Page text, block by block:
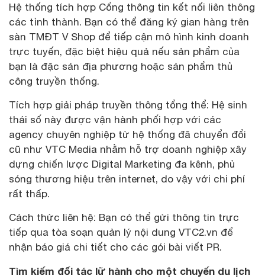
Hệ thống tích hợp Cổng thông tin kết nối liên thông
các tỉnh thành. Bạn có thể đăng ký gian hàng trên
sàn TMĐT V Shop để tiếp cận mô hình kinh doanh
trực tuyến, đặc biệt hiệu quả nếu sản phẩm của
bạn là đặc sản địa phương hoặc sản phẩm thủ
công truyền thống.
Tích hợp giải pháp truyền thông tổng thể: Hệ sinh
thái số này được vận hành phối hợp với các
agency chuyên nghiệp từ hệ thống đã chuyển đổi
cũ như VTC Media nhằm hỗ trợ doanh nghiệp xây
dựng chiến lược Digital Marketing đa kênh, phủ
sóng thương hiệu trên internet, do vậy với chi phí
rất thấp.
Cách thức liên hệ: Bạn có thể gửi thông tin trực
tiếp qua tòa soạn quản lý nội dung VTC2.vn để
nhận báo giá chi tiết cho các gói bài viết PR.
Tìm kiếm đối tác lữ hành cho một chuyến du lịch